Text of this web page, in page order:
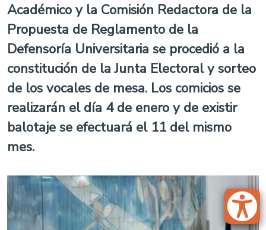
Académico y la Comisión Redactora de la
Propuesta de Reglamento de la
Defensoría Universitaria se procedió a la
constitución de la Junta Electoral y sorteo
de los vocales de mesa. Los comicios se
realizarán el día 4 de enero y de existir
balotaje se efectuará el 11 del mismo
mes.